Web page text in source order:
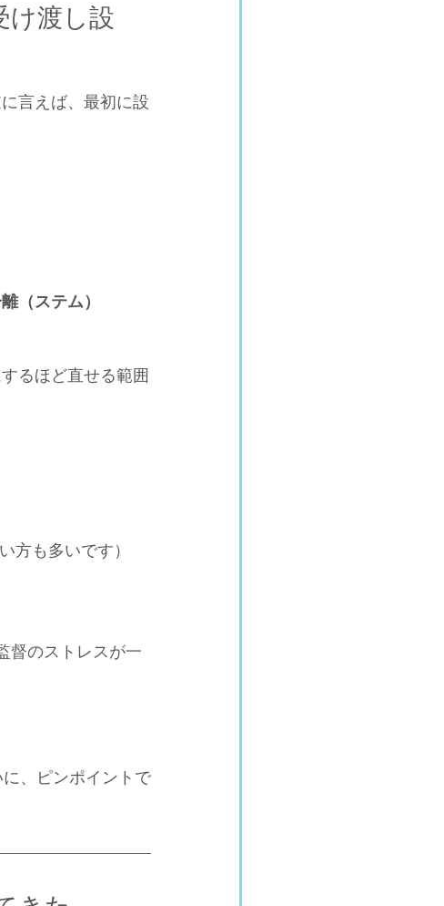
け渡し設
言えば、最初に設
（ステム）
るほど直せる範囲
方も多いです）
督のストレスが一
、ピンポイントで